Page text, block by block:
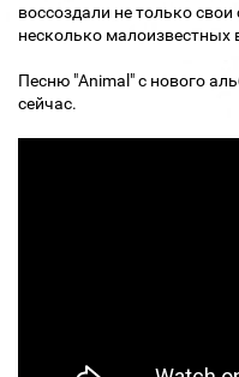
воссоздали не только
несколько малоизвестных
Песню "Animal" с нового
сейчас.